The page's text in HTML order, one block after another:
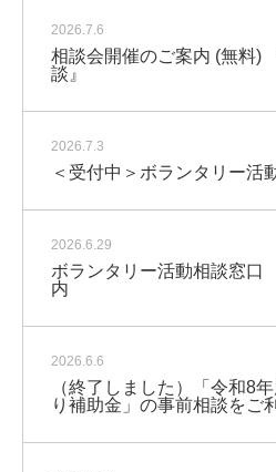
2026.7.6
相談会開催のご案内 (無料)
談』
2026.7.3
＜受付中＞ボランタリー
2026.6.29
ボランタリー活動相談窓
内
2026.6.6
（終了しました）「令和8
り補助金」の事前相談をご